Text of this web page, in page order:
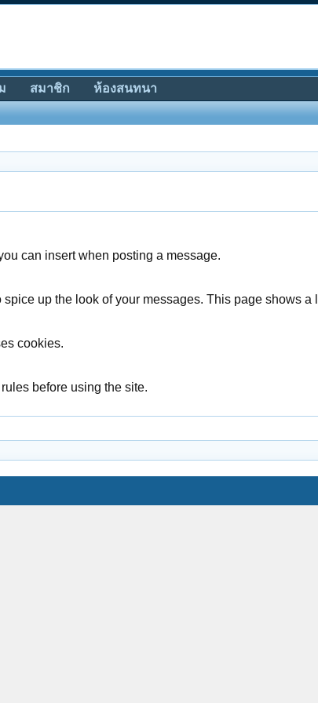
can insert when posting a message.
up the look of your messages. This page shows
cookies.
before using the site.
สมาชิก ห้องสนทนา